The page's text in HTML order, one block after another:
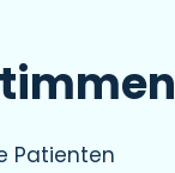
Patienten